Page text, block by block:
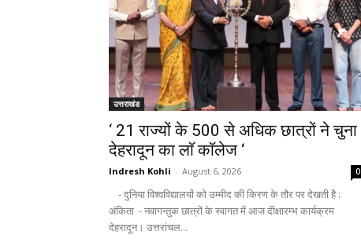
उत्तराखंड
‘ 21 राज्यों के 500 से अधिक छात्रों ने चुना
देहरादून का लाॅ काॅलेज ‘
Indresh Kohli - August 6, 2026 0
- दुनिया विश्वविद्यालयों को उम्मीद की किरण के तौर पर देखती है :
अंकिता - नवागन्तुक छात्रों के स्वागत में आज दीक्षारम्भ कार्यक्रम
देहरादून। उत्तरांचल...